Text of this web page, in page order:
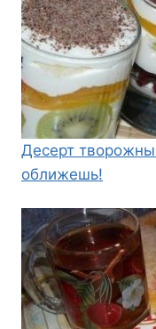
Десерт
оближешь!